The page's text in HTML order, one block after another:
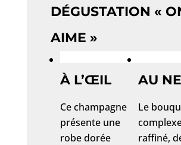
DÉGUSTATION «
AIME »
À L’ŒIL
Ce champagne
présente une
robe dorée
AU
Le
raffiné,